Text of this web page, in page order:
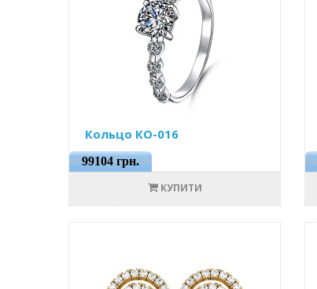
Кольцо КО-016
99104 грн.
КУПИТИ